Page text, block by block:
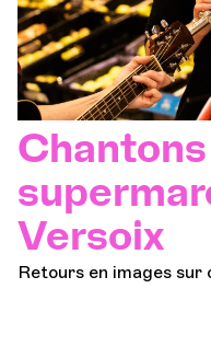
Versoix
Retours en images